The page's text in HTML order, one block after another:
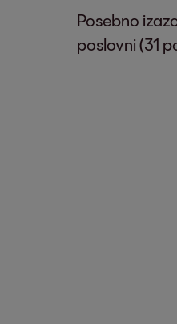
Posebno
poslovni (31